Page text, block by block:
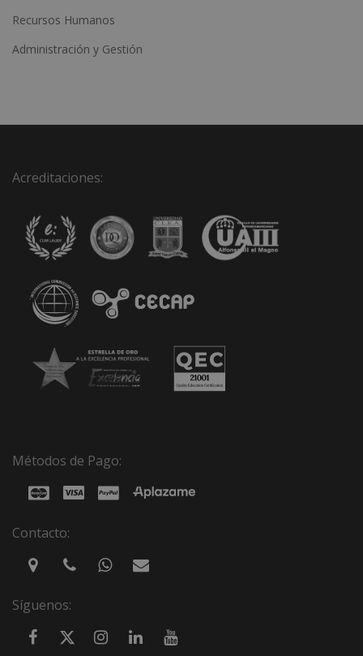
Recursos Humanos
Administración y Gestión
Acreditaciones:
Métodos de Pago:
Contacto:
Síguenos: